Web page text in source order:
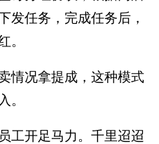
发任务，完成任务后，
。
情况拿提成，这种模式
。
工开足马力。千里迢迢